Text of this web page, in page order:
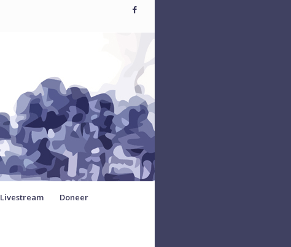
Livestream Doneer